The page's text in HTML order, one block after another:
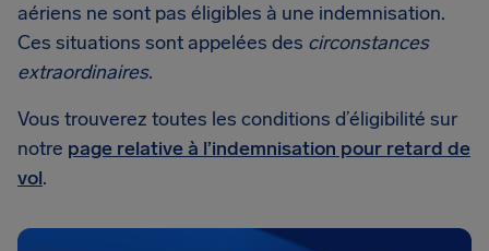
aériens ne sont pas éligibles à une indemnisation.
Ces situations sont appelées des circonstances
extraordinaires.
Vous trouverez toutes les conditions d’éligibilité sur
notre page relative à l’indemnisation pour retard de
vol.